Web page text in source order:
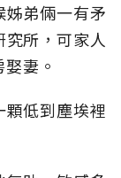
弟倆一有矛
所，可家人
妻。
低到塵埃裡